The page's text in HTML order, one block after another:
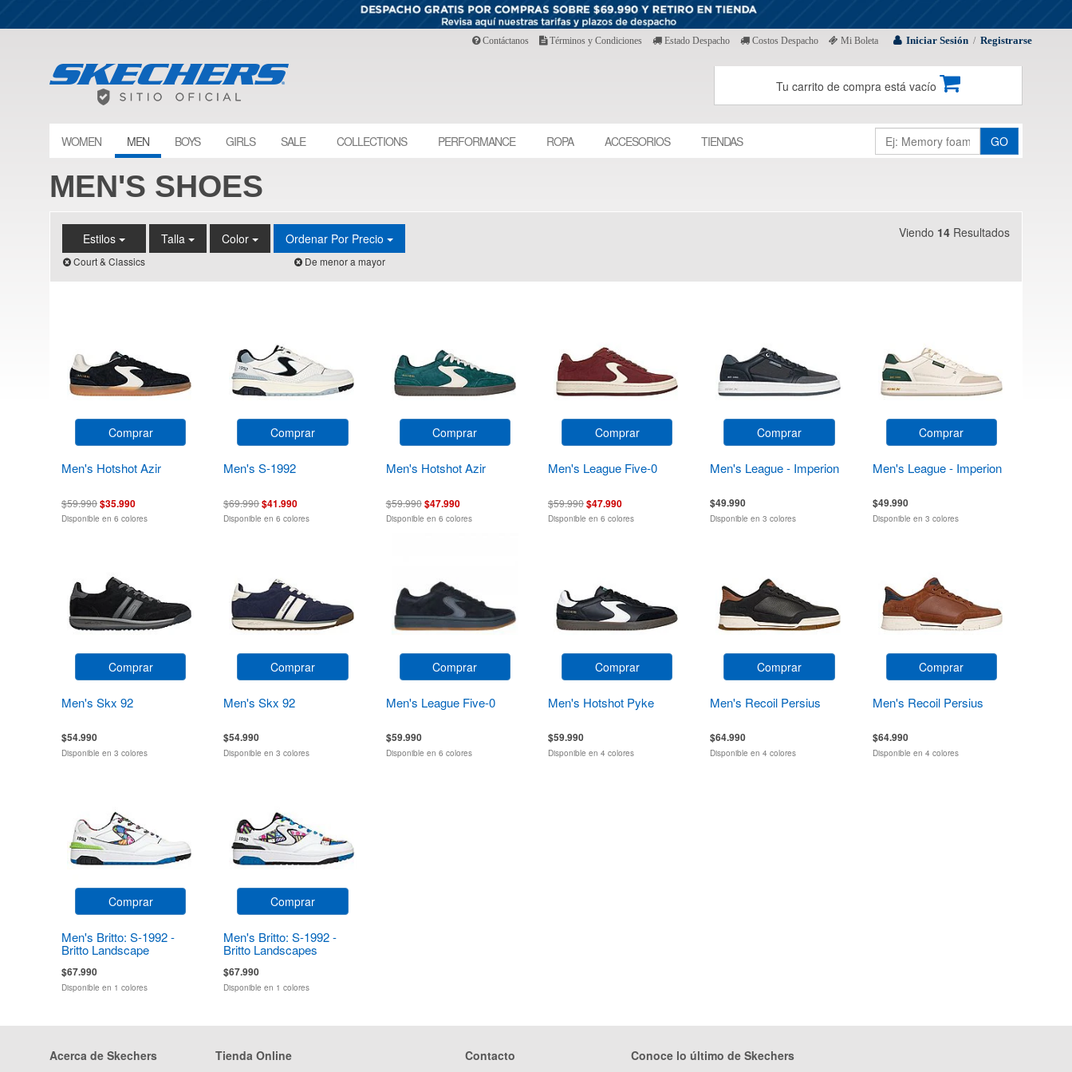
Iniciar Sesión / Registrarse
Contáctanos Términos y Condiciones Estado Despacho Costos Despacho Mi Boleta
Tu carrito de compra está vacío
WOMEN MEN BOYS GIRLS SALE COLLECTIONS PERFORMANCE ROPA ACCESORIOS TIENDAS GO
MEN'S SHOES
Estilos
Court & Classics
Talla Color Ordenar Por Precio
De menor a mayor
Viendo 14 Resultados
Comprar
Men's Hotshot Azir
$59.990$35.990
Disponible en 6 colores
Comprar
Men's S-1992
$69.990$41.990
Disponible en 6 colores
Comprar
Men's Hotshot Azir
$59.990$47.990
Disponible en 6 colores
Comprar
Men's League Five-0
$59.990$47.990
Disponible en 6 colores
Comprar
Men's League - Imperion
$49.990
Disponible en 3 colores
Comprar
Men's League - Imperion
$49.990
Disponible en 3 colores
Comprar
Men's Skx 92
$54.990
Disponible en 3 colores
Comprar
Men's Skx 92
$54.990
Disponible en 3 colores
Comprar
Men's League Five-0
$59.990
Disponible en 6 colores
Comprar
Men's Hotshot Pyke
$59.990
Disponible en 4 colores
Comprar
Men's Recoil Persius
$64.990
Disponible en 4 colores
Comprar
Men's Recoil Persius
$64.990
Disponible en 4 colores
Comprar
Men's Britto: S-1992 -
Britto Landscape
$67.990
Disponible en 1 colores
Comprar
Men's Britto: S-1992 -
Britto Landscapes
$67.990
Disponible en 1 colores
Acerca de Skechers Tienda Online Contacto Conoce lo último de Skechers